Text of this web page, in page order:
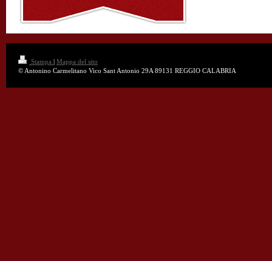
Stampa | Mappa del sito
© Antonino Carmelitano Vico Sant Antonio 29A 89131 REGGIO CALABRIA